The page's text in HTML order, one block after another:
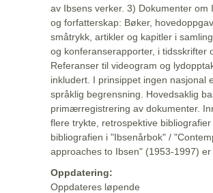
av Ibsens verker. 3) Dokumenter om
og forfatterskap: Bøker,
småtrykk, artikler og kapitler i
og konferanserapporter, i tidsskrifter
Referanser til videogram og
inkludert. I prinsippet ingen nasjonal
språklig begrensning. Hovedsaklig
primærregistrering av dokumenter.
flere trykte, retrospektive bibliografier
bibliografien i "Ibsenårbok" /
approaches to Ibsen" (1953-1997) er
Oppdatering:
Oppdateres løpende